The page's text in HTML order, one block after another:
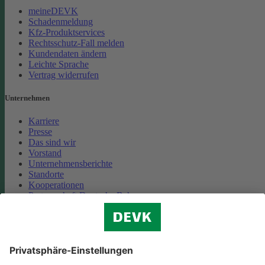
meineDEVK
Schadenmeldung
Kfz-Produktservices
Rechtsschutz-Fall melden
Kundendaten ändern
Leichte Sprache
Vertrag widerrufen
Unternehmen
Karriere
Presse
Das sind wir
Vorstand
Unternehmensberichte
Standorte
Kooperationen
Partnerschaft Deutsche Bahn